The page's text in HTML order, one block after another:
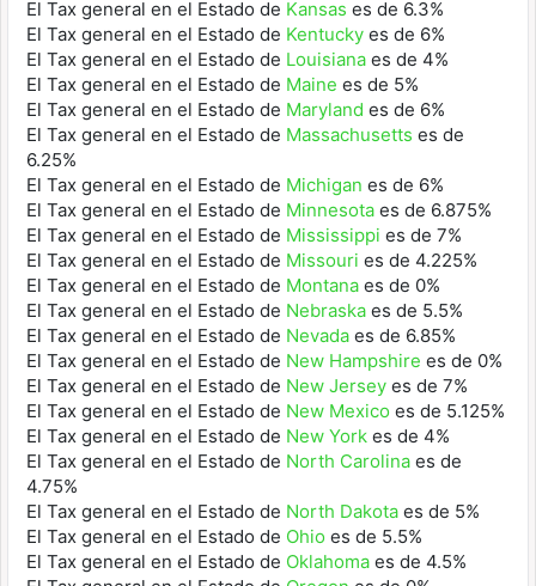
El Tax general en el Estado de Kansas es de 6.3%
El Tax general en el Estado de Kentucky es de 6%
El Tax general en el Estado de Louisiana es de 4%
El Tax general en el Estado de Maine es de 5%
El Tax general en el Estado de Maryland es de 6%
El Tax general en el Estado de Massachusetts es de
6.25%
El Tax general en el Estado de Michigan es de 6%
El Tax general en el Estado de Minnesota es de 6.875%
El Tax general en el Estado de Mississippi es de 7%
El Tax general en el Estado de Missouri es de 4.225%
El Tax general en el Estado de Montana es de 0%
El Tax general en el Estado de Nebraska es de 5.5%
El Tax general en el Estado de Nevada es de 6.85%
El Tax general en el Estado de New Hampshire es de 0%
El Tax general en el Estado de New Jersey es de 7%
El Tax general en el Estado de New Mexico es de 5.125%
El Tax general en el Estado de New York es de 4%
El Tax general en el Estado de North Carolina es de
4.75%
El Tax general en el Estado de North Dakota es de 5%
El Tax general en el Estado de Ohio es de 5.5%
El Tax general en el Estado de Oklahoma es de 4.5%